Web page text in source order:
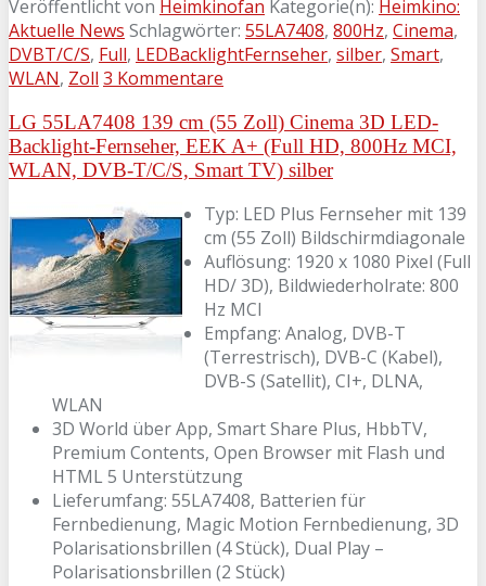
Veröffentlicht von Heimkinofan Kategorie(n): Heimkino:
Aktuelle News Schlagwörter: 55LA7408, 800Hz, Cinema,
DVBT/C/S, Full, LEDBacklightFernseher, silber, Smart,
WLAN, Zoll 3 Kommentare
LG 55LA7408 139 cm (55 Zoll) Cinema 3D LED-
Backlight-Fernseher, EEK A+ (Full HD, 800Hz MCI,
WLAN, DVB-T/C/S, Smart TV) silber
Typ: LED Plus Fernseher mit 139
cm (55 Zoll) Bildschirmdiagonale
Auflösung: 1920 x 1080 Pixel (Full
HD/ 3D), Bildwiederholrate: 800
Hz MCI
Empfang: Analog, DVB-T
(Terrestrisch), DVB-C (Kabel),
DVB-S (Satellit), CI+, DLNA,
WLAN
3D World über App, Smart Share Plus, HbbTV,
Premium Contents, Open Browser mit Flash und
HTML 5 Unterstützung
Lieferumfang: 55LA7408, Batterien für
Fernbedienung, Magic Motion Fernbedienung, 3D
Polarisationsbrillen (4 Stück), Dual Play –
Polarisationsbrillen (2 Stück)